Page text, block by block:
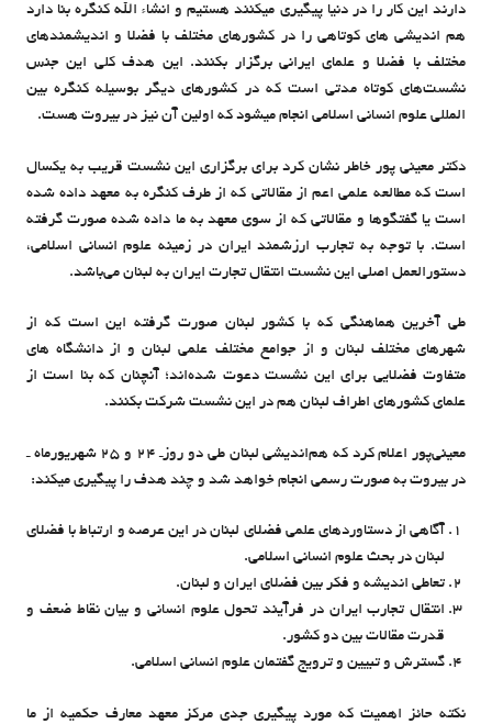
دارند این کار را در دنیا پیگیری میکنند هستیم و انشاء الله کنگره بنا دارد
هم اندیشی های کوتاهی را در کشورهای مختلف با فضلا و اندیشمندهای
مختلف با فضلا و علمای ایرانی برگزار بکنند. این هدف کلی این جنس
نشست‌های کوتاه مدتی است که در کشورهای دیگر بوسیله کنگره بین
المللی علوم انسانی اسلامی انجام میشود که اولین آن نیز در بیروت هست.
دکتر معینی پور خاطر نشان کرد برای برگزاری این نشست قریب به یکسال
است که مطالعه علمی اعم از مقالاتی که از طرف کنگره به معهد داده شده
است یا گفتگوها و مقالاتی که از سوی معهد به ما داده شده صورت گرفته
است. با توجه به تجارب ارزشمند ایران در زمینه علوم انسانی اسلامی،
دستورالعمل اصلی این نشست انتقال تجارت ایران به لبنان می‌باشد.
طی آخرین هماهنگی که با کشور لبنان صورت گرفته این است که از
شهرهای مختلف لبنان و از جوامع مختلف علمی لبنان و از دانشگاه های
متفاوت فضلایی برای این نشست دعوت شده‌اند؛ آنچنان که بنا است از
علمای کشورهای اطراف لبنان هم در این نشست شرکت بکنند.
معینی‌پور اعلام کرد که هم‌اندیشی لبنان طی دو روزـ 24 و 25 شهریورماه ـ
در بیروت به صورت رسمی انجام خواهد شد و چند هدف را پیگیری میکند:
آگاهی از دستاوردهای علمی فضلای لبنان در این عرصه و ارتباط با فضلای
لبنان در بحث علوم انسانی اسلامی.
تعاطی اندیشه و فکر بین فضلای ایران و لبنان.
انتقال تجارب ایران در فرآیند تحول علوم انسانی و بیان نقاط ضعف و
قدرت مقالات بین دو کشور.
گسترش و تبیین و ترویج گفتمان علوم انسانی اسلامی.
نکته حائز اهمیت که مورد پیگیری جدی مرکز معهد معارف حکمیه از ما